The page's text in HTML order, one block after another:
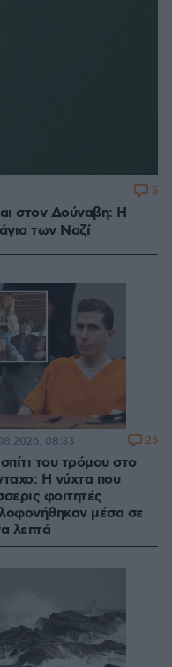
στον Δούναβη: Η
των Ναζί
5
του τρόμου στο
Η νύχτα που
φοιτητές
μέσα σε
λεπτά
08:33 25